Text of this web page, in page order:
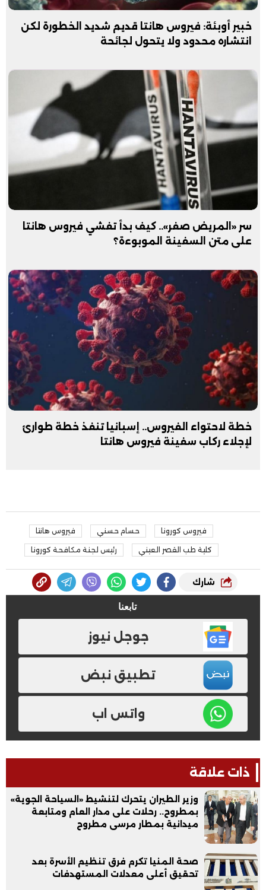
خبير أوبئة: فيروس هانتا قديم شديد الخطورة لكن
انتشاره محدود ولا يتحول لجائحة
سر «المريض صفر».. كيف بدأ تفشي فيروس هانتا
على متن السفينة الموبوءة؟
خطة لاحتواء الفيروس.. إسبانيا تنفذ خطة طوارئ
لإجلاء ركاب سفينة فيروس هانتا
فيروس كورونا حسام حسني فيروس هانتا
كلية طب القصر العيني رئيس لجنة مكافحة كورونا
شارك
تابعنا
جوجل نيوز
تطبيق نبض
واتس اب
ذات علاقة
وزير الطيران يتحرك لتنشيط «السياحة الجوية»
بمطروح.. رحلات على مدار العام ومتابعة
ميدانية بمطار مرسى مطروح
صحة المنيا تكرم فرق تنظيم الأسرة بعد
تحقيق أعلى معدلات المستهدفات